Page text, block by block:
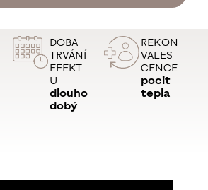
DOBA
TRVÁNÍ
EFEKT
U
dlouho
dobý
REKON
VALES
CENCE
pocit
tepla